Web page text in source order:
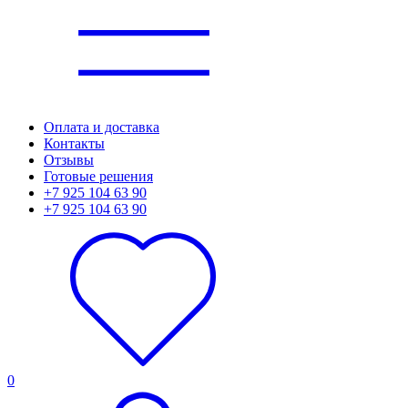
Оплата и доставка
Контакты
Отзывы
Готовые решения
+7 925 104 63 90
+7 925 104 63 90
0